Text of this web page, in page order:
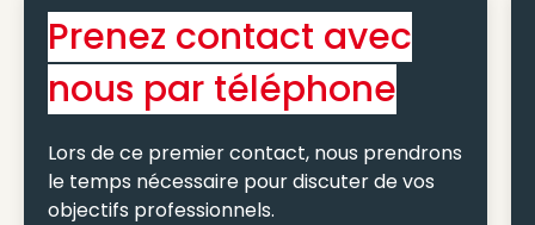
Prenez contact avec
nous par téléphone
Lors de ce premier contact, nous prendrons
le temps nécessaire pour discuter de vos
objectifs professionnels.